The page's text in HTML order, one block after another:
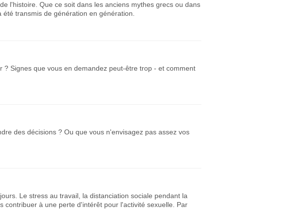
l'histoire. Que ce soit dans les anciens mythes grecs ou dans
transmis de génération en génération.
Signes que vous en demandez peut-être trop - et comment
des décisions ? Ou que vous n'envisagez pas assez vos
Le stress au travail, la distanciation sociale pendant la
contribuer à une perte d'intérêt pour l'activité sexuelle. Par